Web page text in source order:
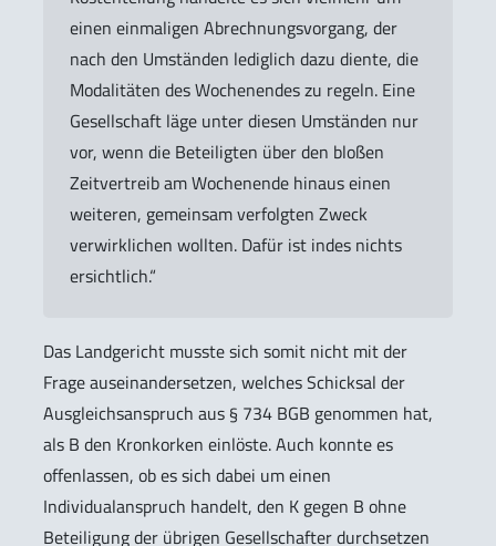
einen einmaligen Abrechnungsvorgang, der
nach den Umständen lediglich dazu diente, die
Modalitäten des Wochenendes zu regeln. Eine
Gesellschaft läge unter diesen Umständen nur
vor, wenn die Beteiligten über den bloßen
Zeitvertreib am Wochenende hinaus einen
weiteren, gemeinsam verfolgten Zweck
verwirklichen wollten. Dafür ist indes nichts
ersichtlich.“
Das Landgericht musste sich somit nicht mit der
Frage auseinandersetzen, welches Schicksal der
Ausgleichsanspruch aus § 734 BGB genommen hat,
als B den Kronkorken einlöste. Auch konnte es
offenlassen, ob es sich dabei um einen
Individualanspruch handelt, den K gegen B ohne
Beteiligung der übrigen Gesellschafter durchsetzen